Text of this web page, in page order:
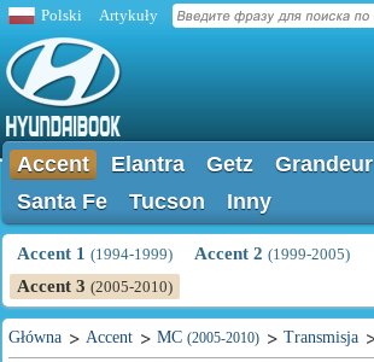
Polski Artykuły
Accent Elantra Getz Grandeur
Santa Fe
Tucson Inny
Accent 1 (1994-1999) Accent 2 (1999-2005)
Accent 3 (2005-2010)
Główna Accent MC (2005-2010) Transmisja